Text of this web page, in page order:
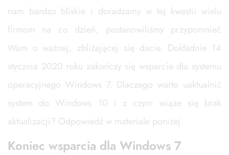
nam bardzo bliskie i doradzamy w tej kwestii wielu
firmom na co dzień, postanowiliśmy przypomnieć
Wam o ważnej, zbliżającej się dacie. Dokładnie 14
stycznia 2020 roku zakończy się wsparcie dla systemu
operacyjnego Windows 7. Dlaczego warto uaktualnić
system do Windows 10 i z czym wiąże się brak
aktualizacji? Odpowiedź w materiale poniżej.
Koniec wsparcia dla Windows 7